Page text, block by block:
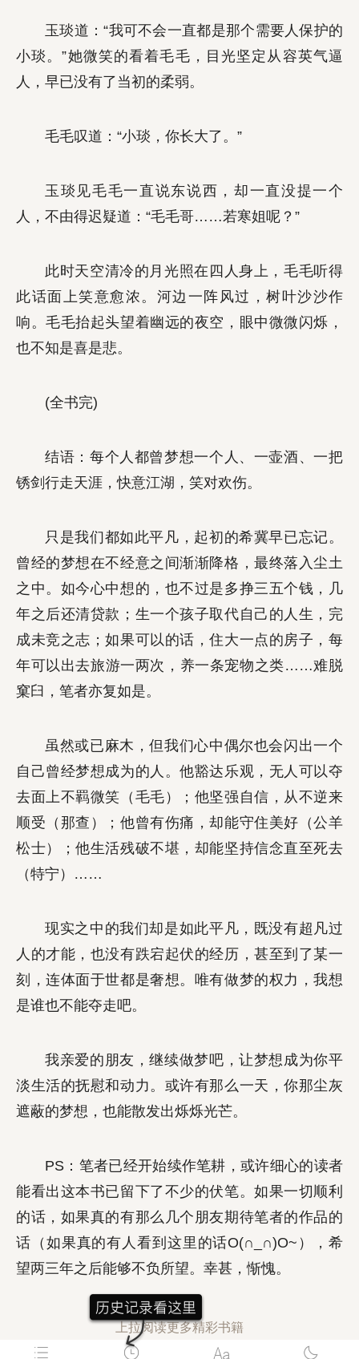
玉琰道：“我可不会一直都是那个需要人保护的
小琰。”她微笑的看着毛毛，目光坚定从容英气逼
人，早已没有了当初的柔弱。
毛毛叹道：“小琰，你长大了。”
玉琰见毛毛一直说东说西，却一直没提一个
人，不由得迟疑道：“毛毛哥……若寒姐呢？”
此时天空清冷的月光照在四人身上，毛毛听得
此话面上笑意愈浓。河边一阵风过，树叶沙沙作
响。毛毛抬起头望着幽远的夜空，眼中微微闪烁，
也不知是喜是悲。
(全书完)
结语：每个人都曾梦想一个人、一壶酒、一把
锈剑行走天涯，快意江湖，笑对欢伤。
只是我们都如此平凡，起初的希冀早已忘记。
曾经的梦想在不经意之间渐渐降格，最终落入尘土
之中。如今心中想的，也不过是多挣三五个钱，几
年之后还清贷款；生一个孩子取代自己的人生，完
成未竞之志；如果可以的话，住大一点的房子，每
年可以出去旅游一两次，养一条宠物之类……难脱
窠臼，笔者亦复如是。
虽然或已麻木，但我们心中偶尔也会闪出一个
自己曾经梦想成为的人。他豁达乐观，无人可以夺
去面上不羁微笑（毛毛）；他坚强自信，从不逆来
顺受（那查）；他曾有伤痛，却能守住美好（公羊
松士）；他生活残破不堪，却能坚持信念直至死去
（特宁）……
现实之中的我们却是如此平凡，既没有超凡过
人的才能，也没有跌宕起伏的经历，甚至到了某一
刻，连体面于世都是奢想。唯有做梦的权力，我想
是谁也不能夺走吧。
我亲爱的朋友，继续做梦吧，让梦想成为你平
淡生活的抚慰和动力。或许有那么一天，你那尘灰
遮蔽的梦想，也能散发出烁烁光芒。
PS：笔者已经开始续作笔耕，或许细心的读者
能看出这本书已留下了不少的伏笔。如果一切顺利
的话，如果真的有那么几个朋友期待笔者的作品的
话（如果真的有人看到这里的话O(∩_∩)O~），希
望两三年之后能够不负所望。幸甚，惭愧。
上拉阅读更多精彩书籍